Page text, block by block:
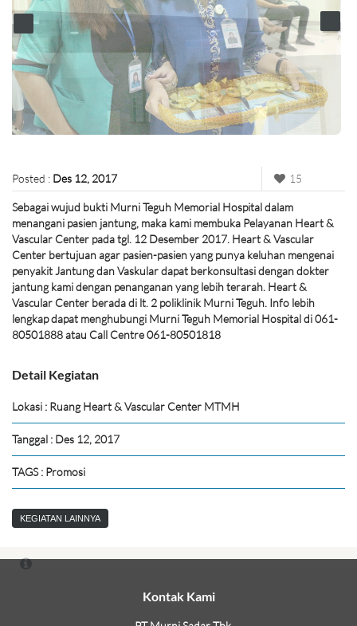
Posted : Des 12, 2017 15
Sebagai wujud bukti Murni Teguh Memorial Hospital dalam
menangani pasien jantung, maka kami membuka Pelayanan Heart &
Vascular Center pada tgl. 12 Desember 2017. Heart & Vascular
Center bertujuan agar pasien-pasien yang punya keluhan mengenai
penyakit Jantung dan Vaskular dapat berkonsultasi dengan dokter
jantung kami dengan penanganan yang lebih terarah. Heart &
Vascular Center berada di lt. 2 poliklinik Murni Teguh. Info lebih
lengkap dapat menghubungi Murni Teguh Memorial Hospital di 061-
80501888 atau Call Centre 061-80501818
Detail Kegiatan
Lokasi : Ruang Heart & Vascular Center MTMH
Tanggal : Des 12, 2017
TAGS : Promosi
KEGIATAN LAINNYA
Kontak Kami